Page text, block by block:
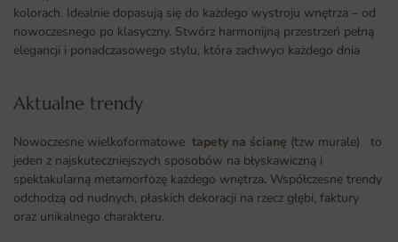
kolorach. Idealnie dopasują się do każdego wystroju wnętrza – od
nowoczesnego po klasyczny. Stwórz harmonijną przestrzeń pełną
elegancji i ponadczasowego stylu, która zachwyci każdego dnia
Aktualne trendy​
Nowoczesne wielkoformatowe tapety na ścianę (tzw murale) to
jeden z najskuteczniejszych sposobów na błyskawiczną i
spektakularną metamorfozę każdego wnętrza. Współczesne trendy
odchodzą od nudnych, płaskich dekoracji na rzecz głębi, faktury
oraz unikalnego charakteru.